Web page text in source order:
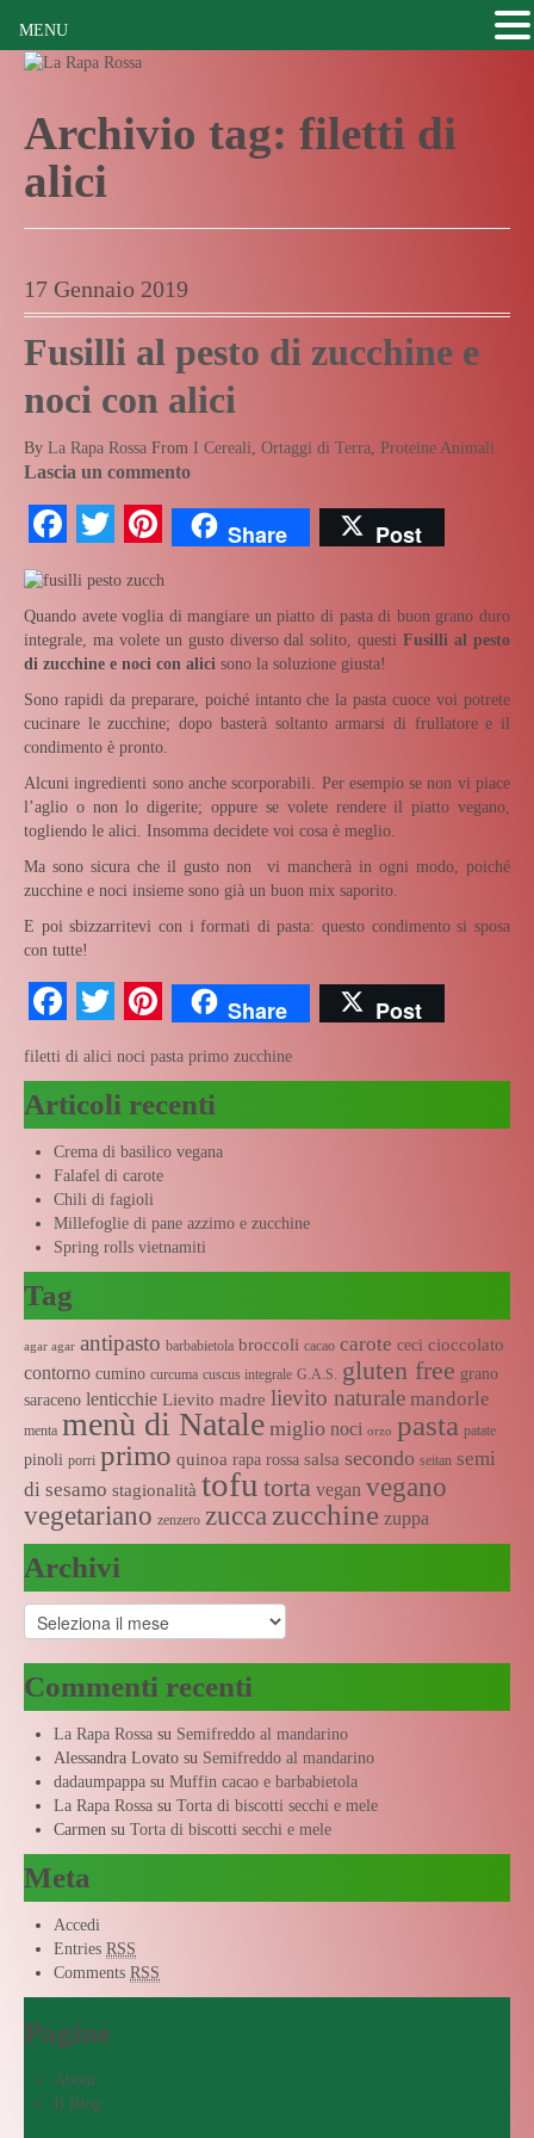
Archivio tag: filetti di
alici
17 Gennaio 2019
Fusilli al pesto di zucchine e
noci con alici
By La Rapa Rossa From I Cereali, Ortaggi di Terra, Proteine Animali
Lascia un commento
Facebook
TwitterPinterest
Share Post
Quando avete voglia di mangiare un piatto di pasta di buon grano duro
integrale, ma volete un gusto diverso dal solito, questiFusilli al pesto
di zucchine e noci con alici sono la soluzione giusta!
Sono rapidi da preparare, poiché intanto che la pasta cuoce voi potrete
cucinare le zucchine; dopo basterà soltanto armarsi di frullatore e il
condimento è pronto.
Alcuni ingredienti sono anche scorporabili. Per esempio se non vi piace
l’aglio o non lo digerite; oppure se volete rendere il piatto vegano,
togliendo le alici. Insomma decidete voi cosa è meglio.
Ma sono sicura che il gusto non vi mancherà in ogni modo, poiché
zucchine e noci insieme sono già un buon mix saporito.
E poi sbizzarritevi con i formati di pasta: questo condimento si sposa
con tutte!
Facebook
TwitterPinterest
Share Post
filetti di alici noci pasta primo zucchine
Articoli recenti
Crema di basilico vegana
Falafel di carote
Chili di fagioli
Millefoglie di pane azzimo e zucchine
Spring rolls vietnamiti
Tag
agar agar antipasto barbabietola broccoli cacao carote ceci cioccolato
contorno cumino curcuma cuscus integrale G.A.S. gluten free grano
saraceno lenticchie Lievito madre lievito naturale mandorle
menta menù di Natale miglio noci orzo pasta patate
pinoli porri primo quinoa rapa rossa salsa secondo seitan semi
di sesamo stagionalità tofu torta vegan vegano
vegetariano zenzero zucca zucchine zuppa
Archivi
Archivi
Commenti recenti
La Rapa Rossa su Semifreddo al mandarino
Alessandra Lovato su Semifreddo al mandarino
dadaumpappa su Muffin cacao e barbabietola
La Rapa Rossa su Torta di biscotti secchi e mele
Carmen su Torta di biscotti secchi e mele
Meta
Accedi
Entries RSS
Comments RSS
Pagine
About
Il Blog
MENU